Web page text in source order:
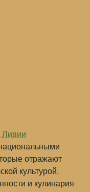
Ливии
отражают
культурой.
и кулинария